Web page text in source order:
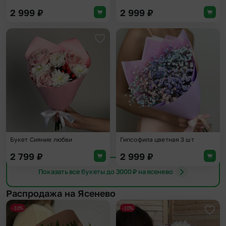
2 999 ₽ 2 999 ₽
Добавить в избранное
Букет Сияние любви
2 799 ₽
Гипсофила цветная 3 шт
2 999 ₽
Показать все букеты до 3000 ₽ на ясенево
Распродажа на Ясенево
Добавить в избранное
-10% -10%